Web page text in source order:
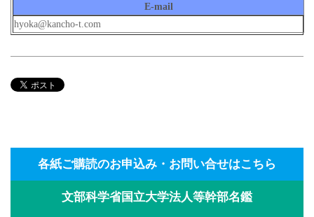
E-mail
hyoka@kancho-t.com
各紙ご購読のお申込み・お問い合せはこちら
文部科学省国立大学法人等幹部名鑑